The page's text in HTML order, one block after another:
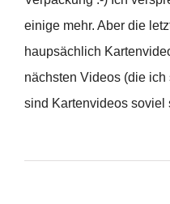
einige mehr. Aber die
haupsächlich
nächsten Videos (die
sind Kartenvideos soviel